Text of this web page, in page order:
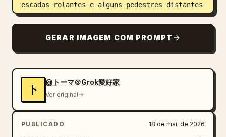
escadas rolantes e alguns pedestres distantes
ao fundo. Na parede esquerda, inclua grandes
preta de cinema com os dizeres “109 CINEMAS
PREMIUM SHINJUKU”; um dos pôsteres exibe em
de lente e profundidade de campo realistas,
detalhes nítidos nas roupas e acessórios,
postura natural de caminhada, iluminação
cinematográfica interna, reflexos no chão e
sem marca d'água.
GERAR IMAGEM COM PROMPT
ト
@トーマ＠Grok愛好家
Ver original
PUBLICADO 18 de mai. de 2026